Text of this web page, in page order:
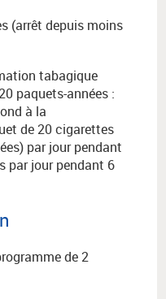
(arrêt depuis moins
tabagique
paquets-années :
à la
de 20 cigarettes
par jour pendant
par jour pendant 6
de 2